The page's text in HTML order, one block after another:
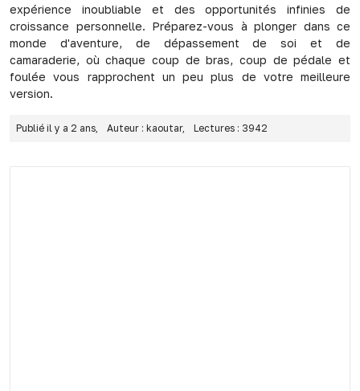
expérience inoubliable et des opportunités infinies de
croissance personnelle. Préparez-vous à plonger dans ce
monde d'aventure, de dépassement de soi et de
camaraderie, où chaque coup de bras, coup de pédale et
foulée vous rapprochent un peu plus de votre meilleure
version.
Publié il y a 2 ans, Auteur : kaoutar, Lectures : 3942